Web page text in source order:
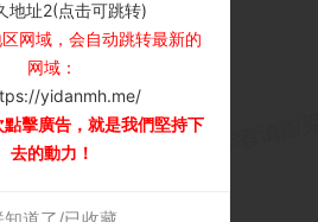
地址2(点击可跳转)
网域，会自动跳转最新的
网域：
yidanmh.me/
擊廣告，就是我們堅持下
去的動力！